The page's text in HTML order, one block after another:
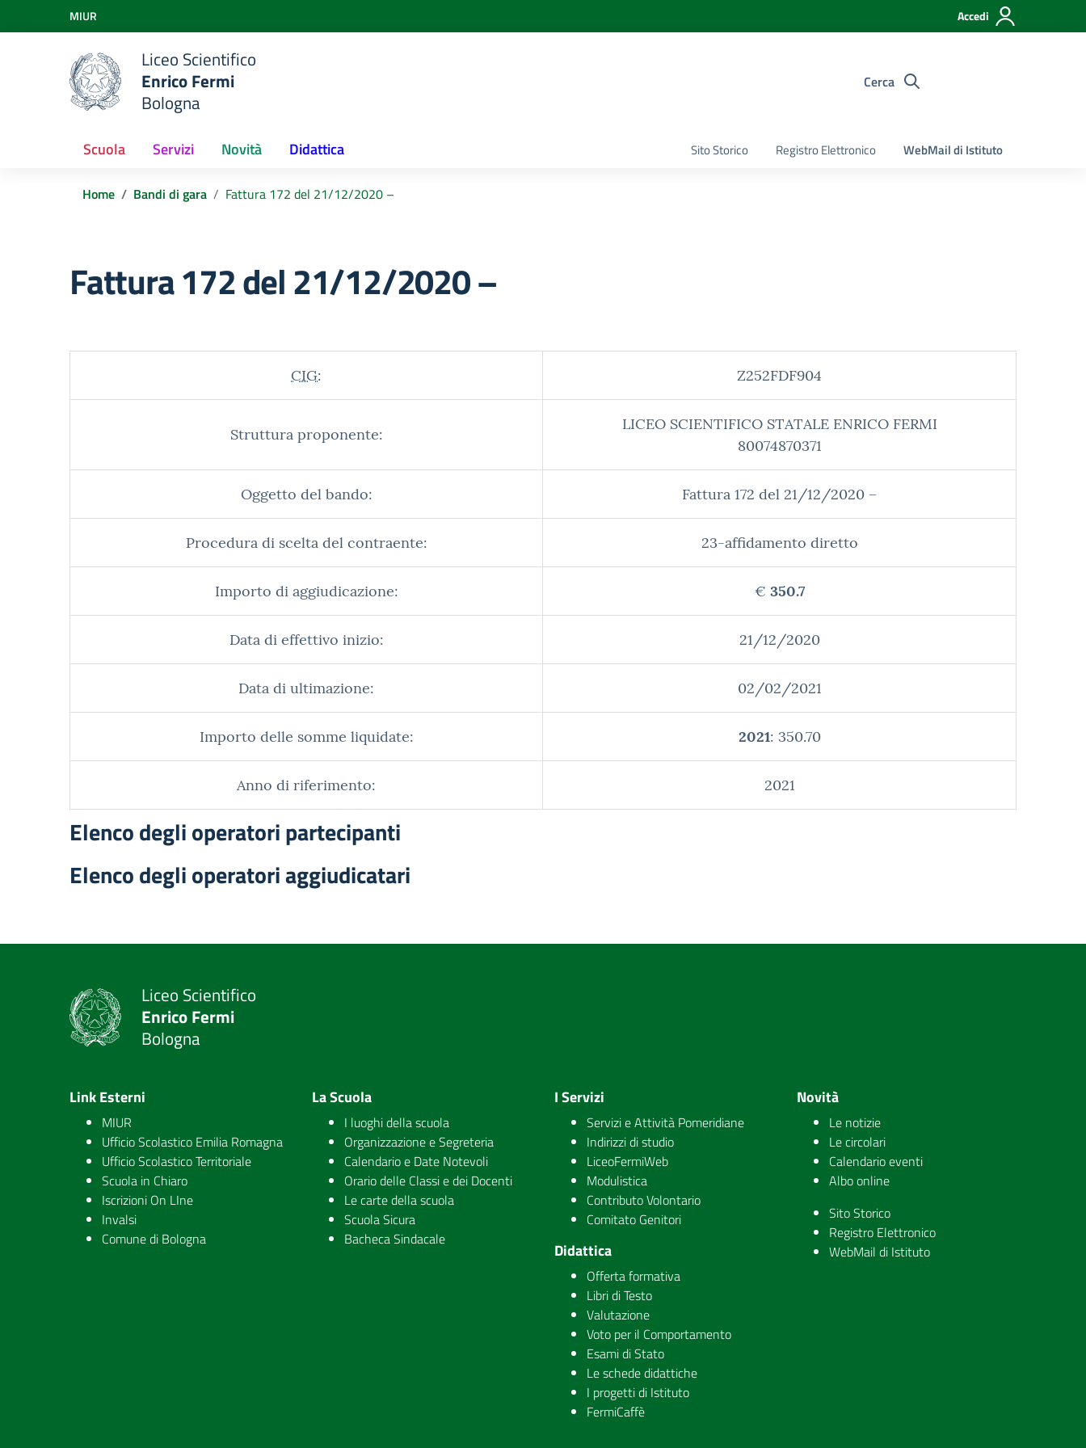
Vai ai contenuti
Vai al menu di navigazione
Vai al footer
MIUR Accedi
Liceo Scientifico
Enrico Fermi
Bologna
Cerca
Sito Storico Registro Elettronico WebMail di Istituto
Scuola Servizi Novità Didattica
Home Bandi di gara Fattura 172 del 21/12/2020 –
Fattura 172 del 21/12/2020 –
CIG: Z252FDF904
Struttura proponente:
LICEO SCIENTIFICO STATALE ENRICO FERMI
80074870371
Oggetto del bando: Fattura 172 del 21/12/2020 –
Procedura di scelta del contraente: 23-affidamento diretto
Importo di aggiudicazione: € 350.7
Data di effettivo inizio: 21/12/2020
Data di ultimazione: 02/02/2021
Importo delle somme liquidate: 2021: 350.70
Anno di riferimento: 2021
Elenco degli operatori partecipanti
Elenco degli operatori aggiudicatari
Liceo Scientifico
Enrico Fermi
Bologna
Link Esterni
MIUR
Ufficio Scolastico Emilia Romagna
Ufficio Scolastico Territoriale
Scuola in Chiaro
Iscrizioni On LIne
Invalsi
Comune di Bologna
La Scuola
I luoghi della scuola
Organizzazione e Segreteria
Calendario e Date Notevoli
Orario delle Classi e dei Docenti
Le carte della scuola
Scuola Sicura
Bacheca Sindacale
I Servizi
Servizi e Attività Pomeridiane
Indirizzi di studio
LiceoFermiWeb
Modulistica
Contributo Volontario
Comitato Genitori
Didattica
Offerta formativa
Libri di Testo
Valutazione
Voto per il Comportamento
Esami di Stato
Le schede didattiche
I progetti di Istituto
FermiCaffè
Novità
Le notizie
Le circolari
Calendario eventi
Albo online
Sito Storico
Registro Elettronico
WebMail di Istituto